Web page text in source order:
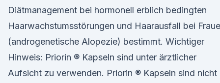
Diätmanagement bei hormonell erblich bedingten
Haarwachstumsstörungen und Haarausfall bei
(androgenetische Alopezie) bestimmt. Wichtiger
Hinweis: Priorin ® Kapseln sind unter ärztlicher
Aufsicht zu verwenden. Priorin ® Kapseln sind nicht